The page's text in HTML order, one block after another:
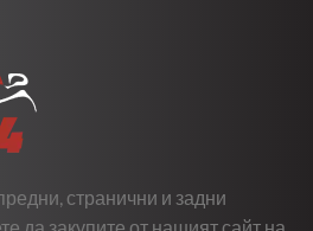
странични и задни